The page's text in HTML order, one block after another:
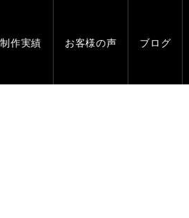
制作実績 お客様の声 ブログ